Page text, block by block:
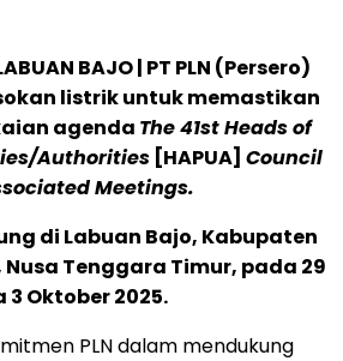
BAJO | PT PLN (Persero)
listrik untuk memastikan
agenda The 41st Heads of
Authorities [HAPUA] Council
Meetings.
di Labuan Bajo, Kabupaten
Tenggara Timur, pada 29
Oktober 2025.
PLN dalam mendukung